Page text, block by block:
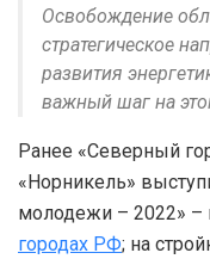
Освобождение
стратегическое
развития
важный шаг на
Ранее «Северный
«Норникель»
молодежи – 2022» –
городах РФ; на